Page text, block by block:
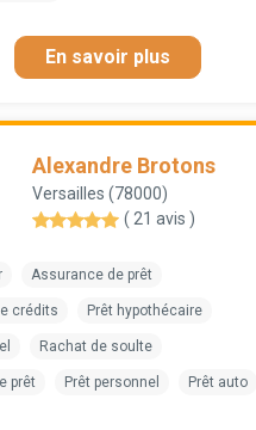
En savoir plus
Alexandre Brotons
Versailles (78000)
( 21 avis )
Assurance de prêt
crédits Prêt hypothécaire
Rachat de soulte
prêt Prêt personnel Prêt auto